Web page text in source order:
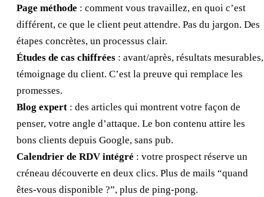
Page méthode : comment vous travaillez, en quoi c’est
différent, ce que le client peut attendre. Pas du jargon. Des
étapes concrètes, un processus clair.
Études de cas chiffrées : avant/après, résultats mesurables,
témoignage du client. C’est la preuve qui remplace les
promesses.
Blog expert : des articles qui montrent votre façon de
penser, votre angle d’attaque. Le bon contenu attire les
bons clients depuis Google, sans pub.
Calendrier de RDV intégré : votre prospect réserve un
créneau découverte en deux clics. Plus de mails “quand
êtes-vous disponible ?”, plus de ping-pong.